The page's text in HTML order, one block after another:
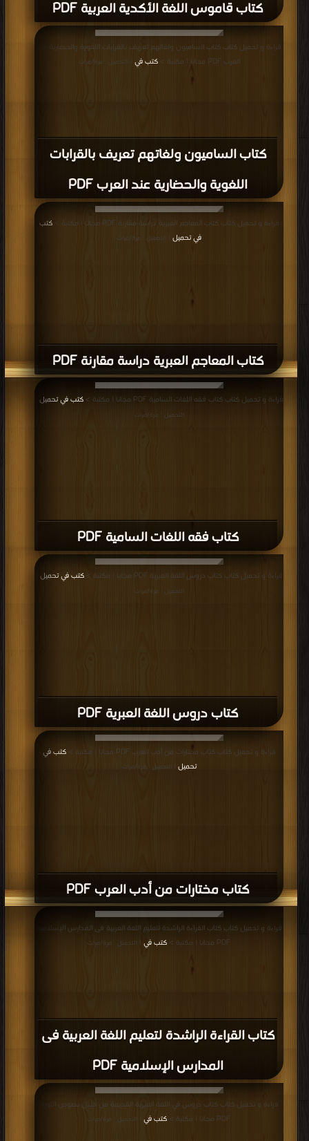
كتاب قاموس اللغة الأكدية العربية PDF
كتاب الساميون ولغاتهم تعريف بالقرابات
اللغوية والحضارية عند العرب PDF
قراءة و تحميل كتاب كتاب الساميون ولغاتهم تعريف بالقرابات اللغوية والحضارية عند
العرب PDF مجانا | مكتبة >
كتب في | التحميل : مرة/مرات
كتاب المعاجم العبرية دراسة مقارنة PDF
قراءة و تحميل كتاب كتاب المعاجم العبرية دراسة مقارنة PDF مجانا | مكتبة >
كتب
في تحميل
| التحميل : مرة/مرات
كتاب فقه اللغات السامية PDF
قراءة و تحميل كتاب كتاب فقه اللغات السامية PDF مجانا | مكتبة > كتب في تحميل
التحميل : مرة/مرات
كتاب دروس اللغة العبرية PDF
قراءة و تحميل كتاب كتاب دروس اللغة العبرية PDF مجانا | مكتبة > كتب في تحميل
التحميل : مرة/مرات
كتاب مختارات من أدب العرب PDF
قراءة و تحميل كتاب كتاب مختارات من أدب العرب PDF مجانا | مكتبة >
كتب في
تحميل
| التحميل : مرة/مرات
كتاب القراءة الراشدة لتعليم اللغة العربية فى
المدارس الإسلامية PDF
قراءة و تحميل كتاب كتاب القراءة الراشدة لتعليم اللغة العربية فى المدارس الإسلامية
PDF مجانا | مكتبة >
كتب في | التحميل : مرة/مرات
قراءة و تحميل كتاب كتاب دروس في اللغة العبرية القديمة من خلال نصوص التوراة
PDF مجانا | مكتبة >
كتب في | التحميل : مرة/مرات